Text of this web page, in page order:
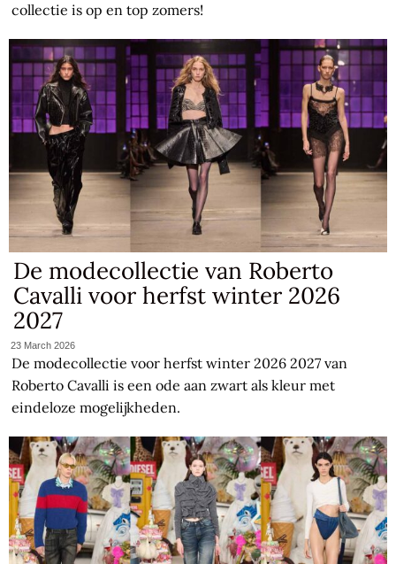
collectie is op en top zomers!
De modecollectie van Roberto
Cavalli voor herfst winter 2026
2027
23 March 2026
De modecollectie voor herfst winter 2026 2027 van
Roberto Cavalli is een ode aan zwart als kleur met
eindeloze mogelijkheden.